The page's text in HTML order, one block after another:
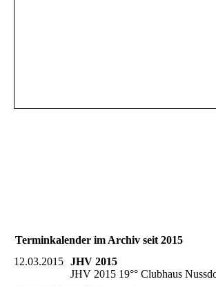
Terminkalender im Archiv seit 2015
12.03.2015 JHV 2015
JHV 2015 19°° Clubhaus